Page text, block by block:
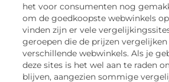
het voor consumenten nog
om de goedkoopste webwinkels
vinden zijn er vele
geroepen die de prijzen vergelijken
verschillende webwinkels. Als je
deze sites is het wel aan te raden
blijven, aangezien sommige